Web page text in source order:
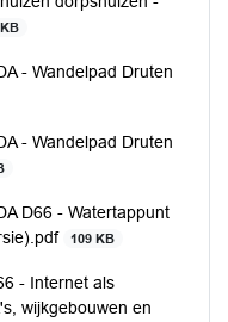
KB
- Wandelpad Druten
- Wandelpad Druten
D66 - Watertappunt
109 KB
- Internet als
wijkgebouwen en